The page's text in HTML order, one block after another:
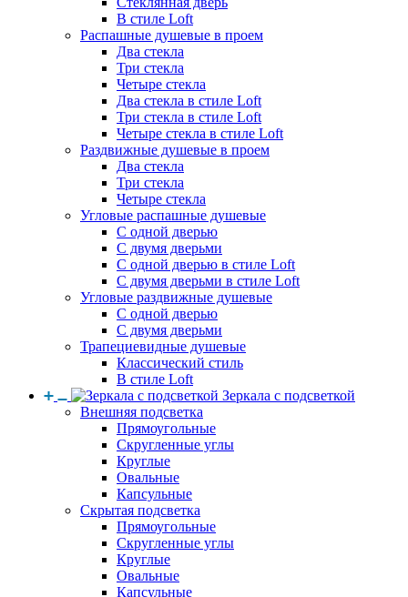
В стиле Loft
Распашные душевые в проем
Два стекла
Три стекла
Четыре стекла
Два стекла в стиле Loft
Три стекла в стиле Loft
Четыре стекла в стиле Loft
Раздвижные душевые в проем
Два стекла
Три стекла
Четыре стекла
Угловые распашные душевые
С одной дверью
С двумя дверьми
С одной дверью в стиле Loft
С двумя дверьми в стиле Loft
Угловые раздвижные душевые
С одной дверью
С двумя дверьми
Трапециевидные душевые
Классический стиль
В стиле Loft
Зеркала с подсветкой
Внешняя подсветка
Прямоугольные
Скругленные углы
Круглые
Овальные
Капсульные
Скрытая подсветка
Прямоугольные
Скругленные углы
Круглые
Овальные
Капсульные